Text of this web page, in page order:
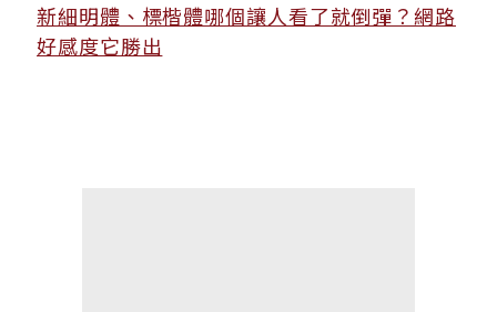
新細明體、標楷體哪個讓人看了就倒彈？網路
好感度它勝出